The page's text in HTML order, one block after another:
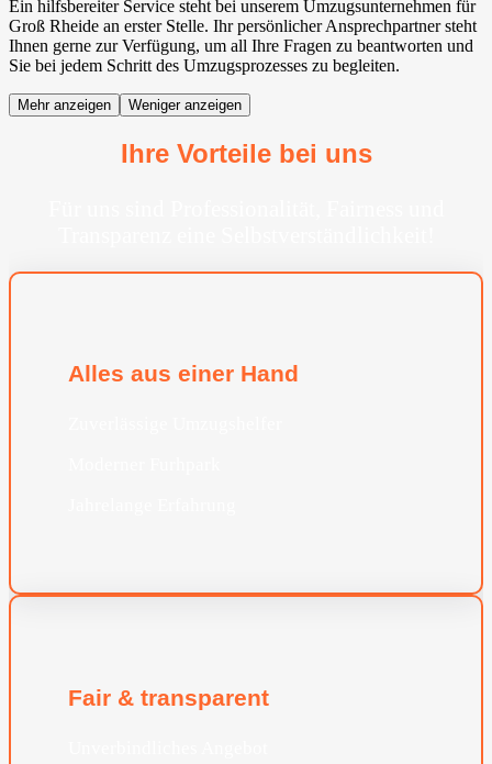
Ein hilfsbereiter Service steht bei unserem Umzugsunternehmen für
Groß Rheide an erster Stelle. Ihr persönlicher Ansprechpartner steht
Ihnen gerne zur Verfügung, um all Ihre Fragen zu beantworten und
Sie bei jedem Schritt des Umzugsprozesses zu begleiten.
Mehr anzeigen Weniger anzeigen
Ihre Vorteile bei uns
Alles aus einer Hand
Fair & transparent